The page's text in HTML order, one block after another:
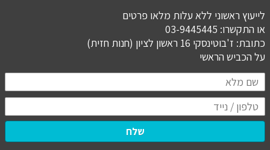
לייעוץ ראשוני ללא עלות מלאו פרטים
או התקשרו: 03-9445445
כתובת: ז'בוטינסקי 16 ראשון לציון (חנות חזית)
​​​​​​​על הכביש הראשי
שלח